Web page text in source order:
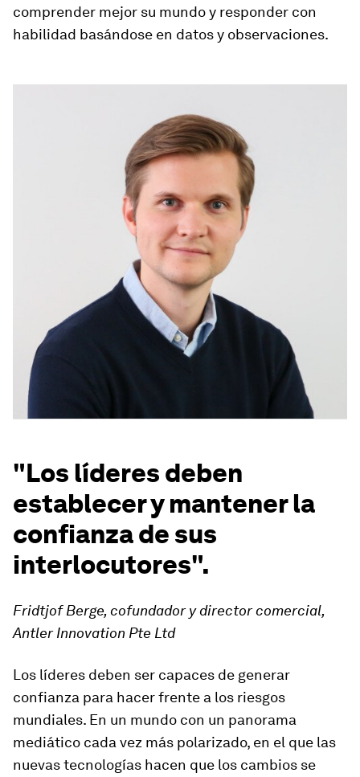
comprender mejor su mundo y responder con
habilidad basándose en datos y observaciones.
"Los líderes deben
establecer y mantener la
confianza de sus
interlocutores".
Fridtjof Berge, cofundador y director comercial,
Antler Innovation Pte Ltd
Los líderes deben ser capaces de generar
confianza para hacer frente a los riesgos
mundiales. En un mundo con un panorama
mediático cada vez más polarizado, en el que las
nuevas tecnologías hacen que los cambios se